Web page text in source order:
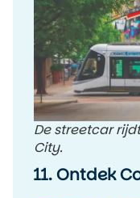
De streetcar
City.
11. Ontdek